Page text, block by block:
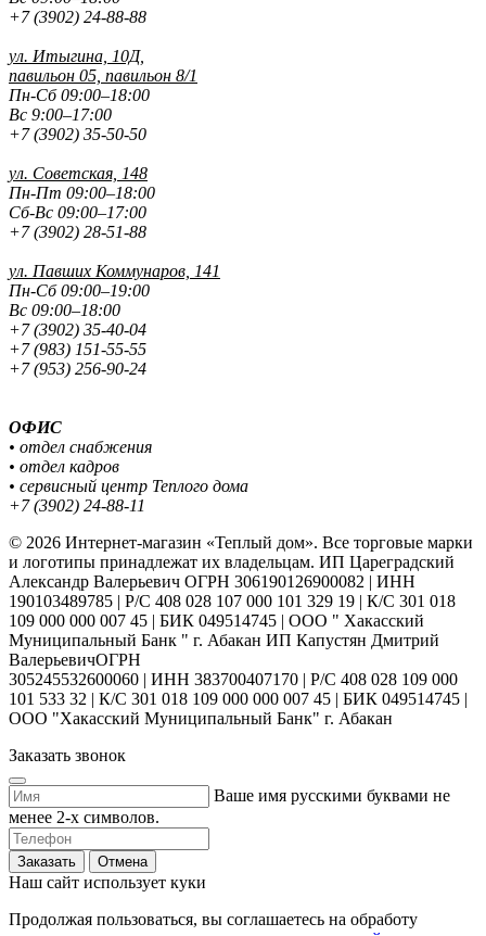
+7 (3902) 24-88-88
ул. Итыгина, 10Д,
павильон 05, павильон 8/1
Пн-Сб 09:00–18:00
Вс 9:00–17:00
+7 (3902) 35-50-50
ул. Советская, 148
Пн-Пт 09:00–18:00
Сб-Вс 09:00–17:00
+7 (3902) 28-51-88
ул. Павших Коммунаров, 141
Пн-Сб 09:00–19:00
Вс 09:00–18:00
+7 (3902) 35-40-04
+7 (983) 151-55-55
+7 (953) 256-90-24
ОФИС
• отдел снабжения
• отдел кадров
• сервисный центр Теплого дома
+7 (3902) 24-88-11
© 2026 Интернет-магазин «Теплый дом». Все торговые марки
и логотипы принадлежат их владельцам. ИП Цареградский
Александр Валерьевич ОГРН 306190126900082 | ИНН
190103489785 | Р/С 408 028 107 000 101 329 19 | К/С 301 018
109 000 000 007 45 | БИК 049514745 | ООО " Хакасский
Муниципальный Банк " г. Абакан ИП Капустян Дмитрий
ВалерьевичОГРН
305245532600060 | ИНН 383700407170 | Р/С 408 028 109 000
101 533 32 | К/С 301 018 109 000 000 007 45 | БИК 049514745 |
ООО "Хакасский Муниципальный Банк" г. Абакан
Заказать звонок
Ваше имя русскими буквами не
менее 2-х символов.
Заказать Отмена
Наш сайт использует куки
Продолжая пользоваться, вы соглашаетесь на обработу